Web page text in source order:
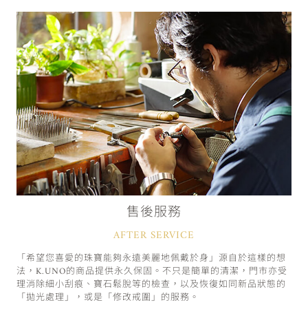
售後服務
AFTER SERVICE
「希望您喜愛的珠寶能夠永遠美麗地佩戴於身」源自於這樣的想
法，K.UNO的商品提供永久保固。不只是簡單的清潔，門市亦受
理消除細小刮痕、寶石鬆脫等的檢查，以及恢復如同新品狀態的
「拋光處理」，或是「修改戒圍」的服務。